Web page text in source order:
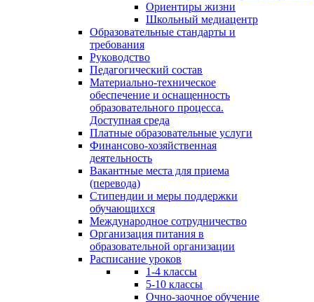
Ориентиры жизни
Школьный медиацентр
Образовательные стандарты и
требования
Руководство
Педагогический состав
Материально-техническое
обеспечение и оснащенность
образовательного процесса.
Доступная среда
Платные образовательные услуги
Финансово-хозяйственная
деятельность
Вакантные места для приема
(перевода)
Стипендии и меры поддержки
обучающихся
Международное сотрудничество
Организация питания в
образовательной организации
Расписание уроков
1-4 классы
5-10 классы
Очно-заочное обучение